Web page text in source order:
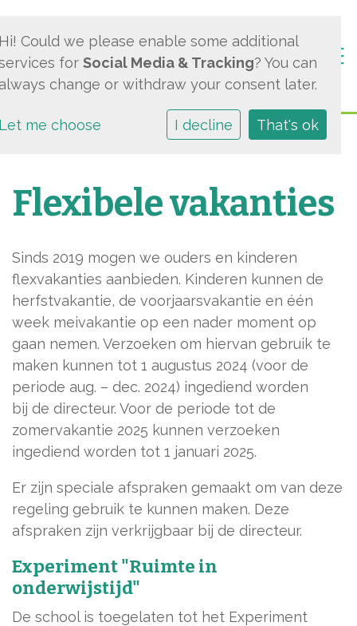
Flexibele vakanties
Sinds 2019 mogen we ouders en kinderen
flexvakanties aanbieden. Kinderen kunnen de
herfstvakantie, de voorjaarsvakantie en één
week meivakantie op een nader moment op
gaan nemen. Verzoeken om hiervan gebruik te
maken kunnen tot 1 augustus 2024 (voor de
periode aug. – dec. 2024) ingediend worden
bij de directeur. Voor de periode tot de
zomervakantie 2025 kunnen verzoeken
ingediend worden tot 1 januari 2025.
Er zijn speciale afspraken gemaakt om van deze
regeling gebruik te kunnen maken. Deze
afspraken zijn verkrijgbaar bij de directeur.
Experiment "Ruimte in
onderwijstijd"
De school is toegelaten tot het Experiment
Could we please enable some additional
for Social Media & Tracking? You can
change or withdraw your consent later.
me choose I decline That's ok